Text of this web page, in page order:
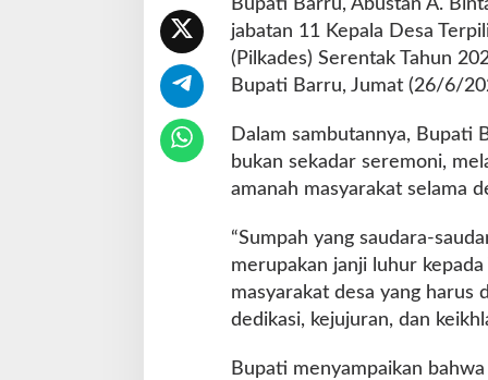
d
e
S
r
n
t
k
2
6
Bupati Barru, Abustan A.
jabatan 11 Kepala Desa
(Pilkades) Serentak Tahun
Bupati Barru, Jumat (26/6/
Dalam sambutannya, Bupati
bukan sekadar seremoni,
amanah masyarakat selama
“Sumpah yang saudara-
merupakan janji luhur kepada
masyarakat desa yang harus
dedikasi, kejujuran, dan
Bupati menyampaikan